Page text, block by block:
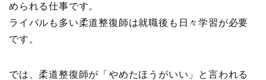
められる仕事です。
ライバルも多い柔道整復師は就職後も日々学習が必要
です。
では、柔道整復師が「やめたほうがいい」と言われる